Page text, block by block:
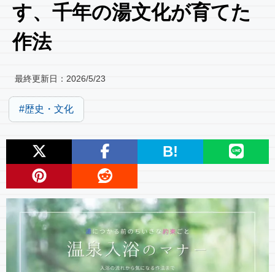
す、千年の湯文化が育てた
作法
最終更新日： 2026/5/23
歴史・文化
B!